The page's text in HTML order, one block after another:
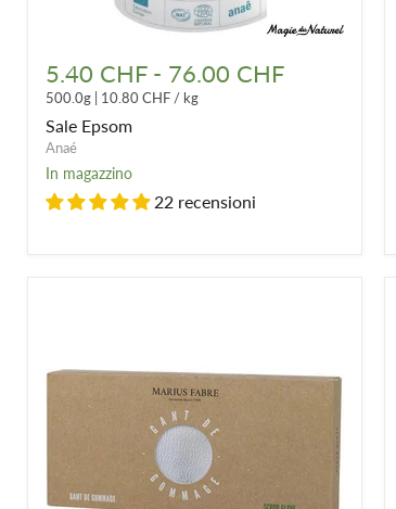
Epsom
5.40 CHF- 76.00 CHF
500.0g 10.80 CHF/ kg
Sale Epsom
Anaé
In magazzino
22 recensioni